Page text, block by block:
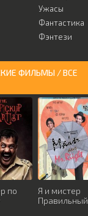
Ужасы
Фантастика
Фэнтези
ФИЛЬМЫ / ВСЕ
по
Я и мистер
Правильный